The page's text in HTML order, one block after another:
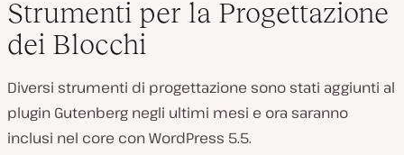
Strumenti per la Progettazione
dei Blocchi
Diversi strumenti di progettazione sono stati aggiunti al
plugin Gutenberg negli ultimi mesi e ora saranno
inclusi nel core con WordPress 5.5.